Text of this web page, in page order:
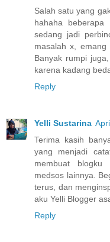
Salah satu yang
hahaha
sedang jadi
masalah x, emang
Banyak rumpi
karena kadang
Reply
Yelli Sustarina
Terima kasih
yang menjadi
membuat blogku
medsos lainnya.
terus, dan
aku Yelli Blogger
Reply